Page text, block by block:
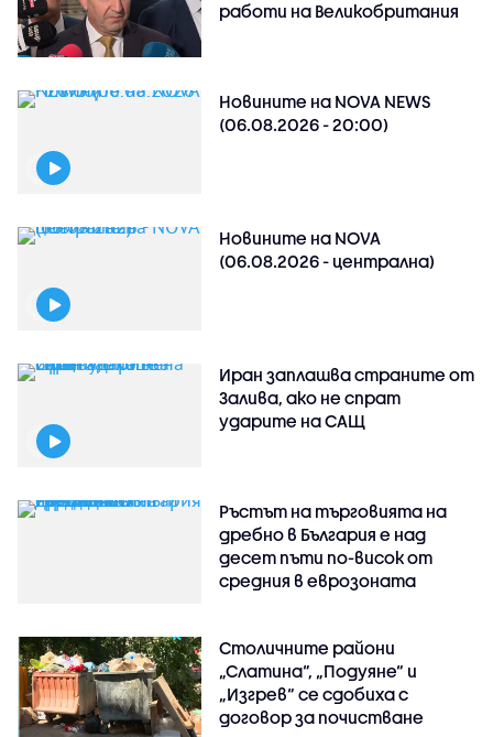
работи на Великобритания
Новините на NOVA NEWS
(06.08.2026 - 20:00)
Новините на NOVA
(06.08.2026 - централна)
Иран заплашва страните от
Залива, ако не спрат
ударите на САЩ
Ръстът на търговията на
дребно в България е над
десет пъти по-висок от
средния в еврозоната
Столичните райони
„Слатина“, „Подуяне“ и
„Изгрев“ се сдобиха с
договор за почистване